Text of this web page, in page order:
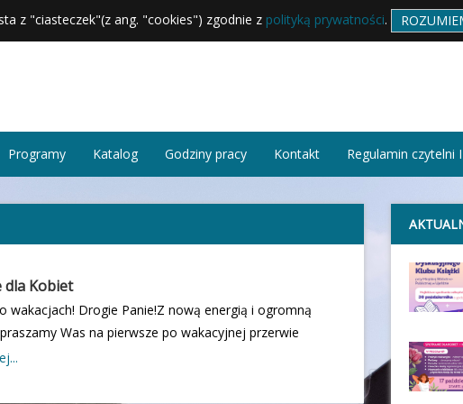
z "ciasteczek"(z ang. "cookies") zgodnie z polityką prywatności.
Programy Katalog Godziny pracy Kontakt Regulamin czytelni
dla Kobiet
wakacjach! Drogie Panie!Z nową energią i ogromną
Was na pierwsze po wakacyjnej przerwie
Kobiet! Już 19 września o godzinie 17:00
samopoczucie.W programie m.in.: Tlenoterapia